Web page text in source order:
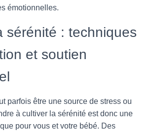
émotionnelles.
sérénité : techniques
et soutien
parfois être une source de stress ou
à cultiver la sérénité est donc une
pour vous et votre bébé. Des